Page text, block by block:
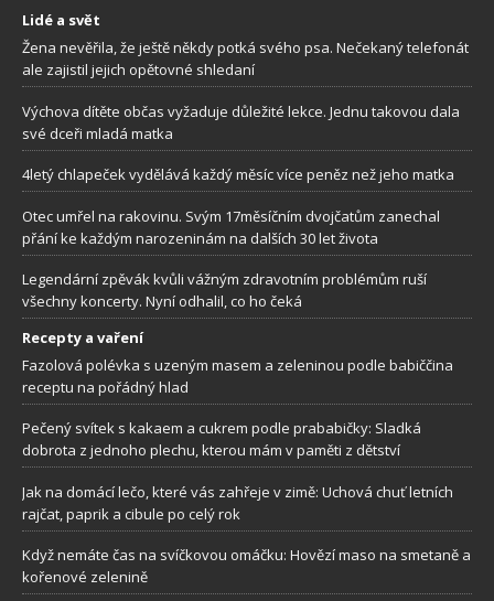
Lidé a svět
Žena nevěřila, že ještě někdy potká svého psa. Nečekaný telefonát
ale zajistil jejich opětovné shledaní
Výchova dítěte občas vyžaduje důležité lekce. Jednu takovou dala
své dceři mladá matka
4letý chlapeček vydělává každý měsíc více peněz než jeho matka
Otec umřel na rakovinu. Svým 17měsíčním dvojčatům zanechal
přání ke každým narozeninám na dalších 30 let života
Legendární zpěvák kvůli vážným zdravotním problémům ruší
všechny koncerty. Nyní odhalil, co ho čeká
Recepty a vaření
Fazolová polévka s uzeným masem a zeleninou podle babiččina
receptu na pořádný hlad
Pečený svítek s kakaem a cukrem podle prababičky: Sladká
dobrota z jednoho plechu, kterou mám v paměti z dětství
Jak na domácí lečo, které vás zahřeje v zimě: Uchová chuť letních
rajčat, paprik a cibule po celý rok
Když nemáte čas na svíčkovou omáčku: Hovězí maso na smetaně a
kořenové zelenině